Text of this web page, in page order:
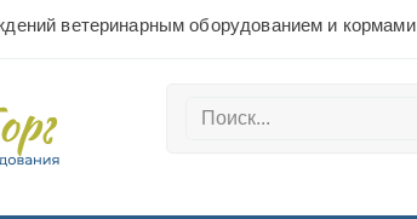
ветеринарным оборудованием и кормами